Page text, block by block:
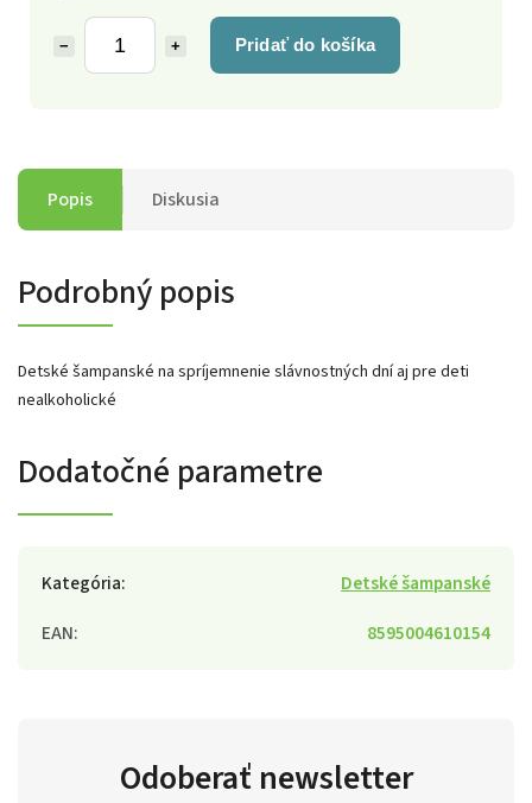
+
− Pridať do košíka
Popis Diskusia
Podrobný popis
Detské šampanské na spríjemnenie slávnostných dní aj pre deti
nealkoholické
Dodatočné parametre
Kategória:
Detské šampanské
EAN: 8595004610154
Odoberať newsletter